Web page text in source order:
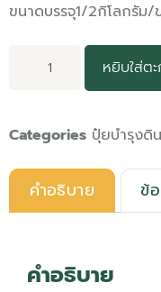
ขนาดบรรจุ1/2กิโลกรัม/
หยิบใส่ตะ
Categories ปุ๋ยบำรุงดิน
คำอธิบาย ข้
คำอธิบาย